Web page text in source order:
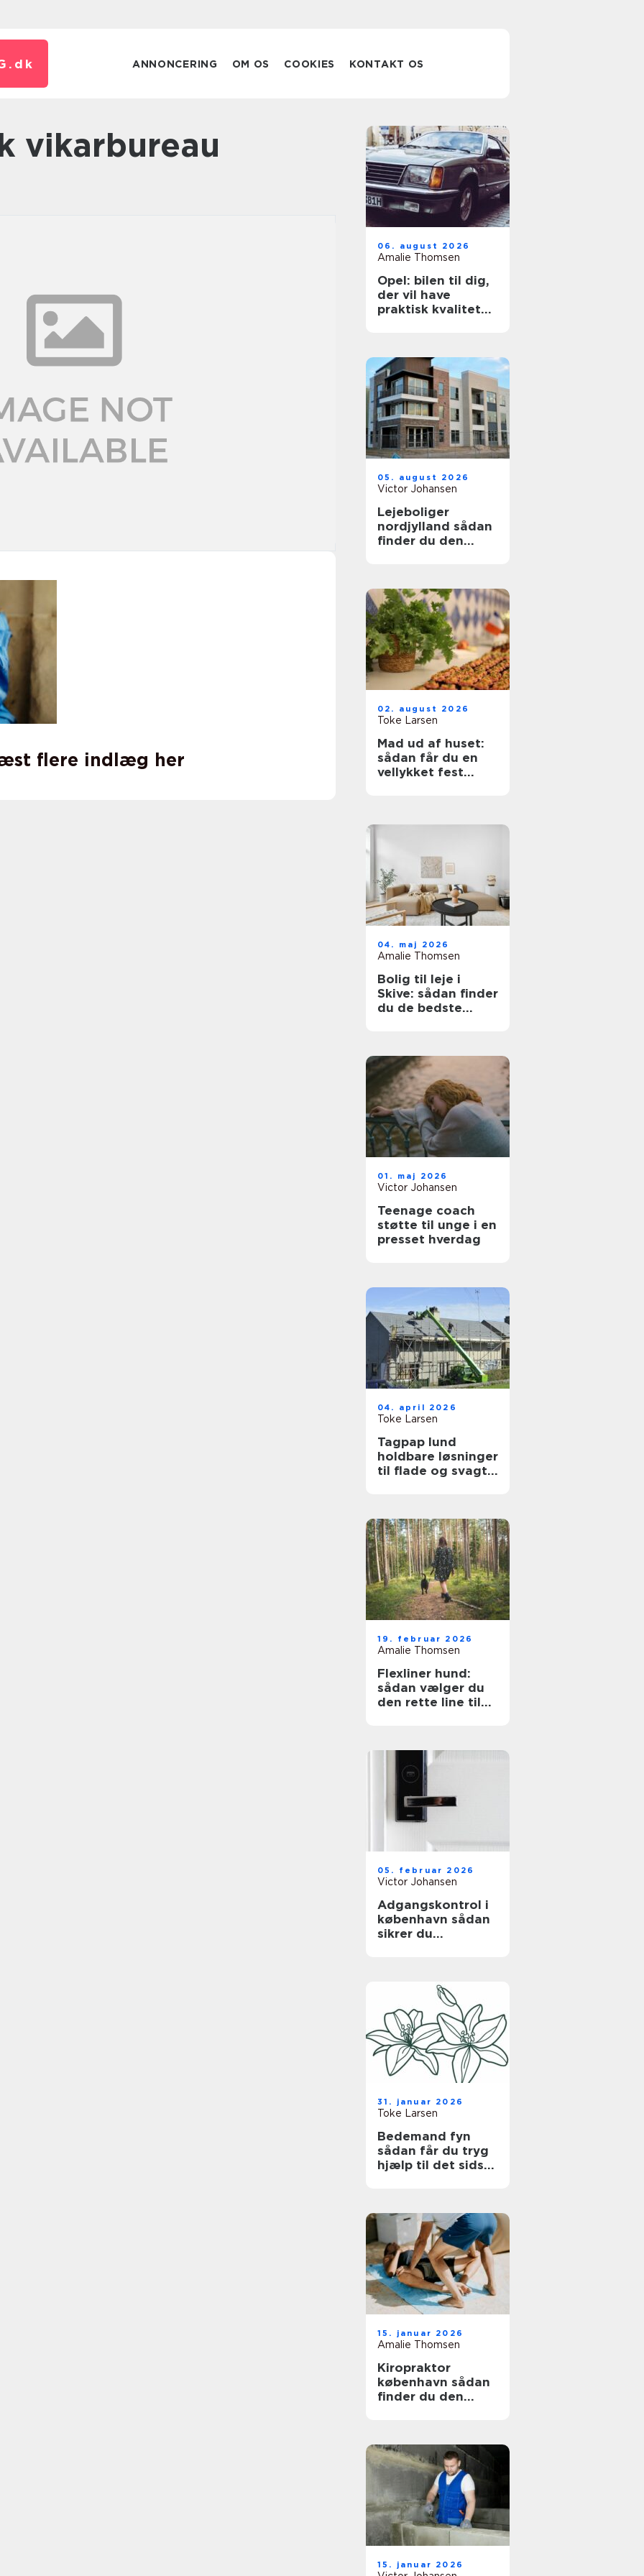
dk ANNONCERING OM OS COOKIES KONTAKT OS
vikarbureau
flere indlæg her
06. august 2026
Amalie Thomsen
Opel: bilen til dig,
der vil have
praktisk kvalitet
05. august 2026
Victor Johansen
Lejeboliger
nordjylland sådan
finder du den
02. august 2026
Toke Larsen
Mad ud af huset:
sådan får du en
vellykket fest
04. maj 2026
Amalie Thomsen
Bolig til leje i
Skive: sådan finder
du de bedste
01. maj 2026
Victor Johansen
Teenage coach
støtte til unge i en
presset hverdag
04. april 2026
Toke Larsen
Tagpap lund
holdbare løsninger
til flade og svagt
19. februar 2026
Amalie Thomsen
Flexliner hund:
sådan vælger du
den rette line til
05. februar 2026
Victor Johansen
Adgangskontrol i
københavn sådan
sikrer du
31. januar 2026
Toke Larsen
Bedemand fyn
sådan får du tryg
hjælp til det sidste
15. januar 2026
Amalie Thomsen
Kiropraktor
københavn sådan
finder du den
15. januar 2026